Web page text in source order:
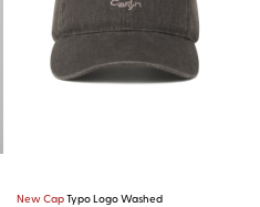
New CapTypo Logo Washed